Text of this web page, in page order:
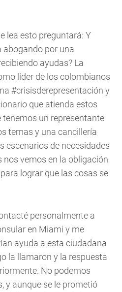
lea esto preguntará: Y
abogando por una
ayudas? La
líder de los colombianos
#crisisderepresentación y
que atienda estos
tenemos un representante
temas y una cancillería
escenarios de necesidades
nos vemos en la obligación
lograr que las cosas se
personalmente a
en Miami y me
ayuda a esta ciudadana
la llamaron y la respuesta
No podemos
y aunque se le prometió